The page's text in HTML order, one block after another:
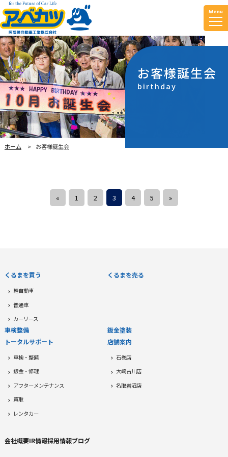
Menu
お客様誕生会
birthday
ホーム お客様誕生会
« 1 2 3 4 5 »
くるまを買う
軽自動車
普通車
カーリース
くるまを売る
車検整備
鈑金塗装
トータルサポート
車検・整備
鈑金・修理
アフターメンテナンス
買取
レンタカー
店舗案内
石巻店
大崎古川店
名取岩沼店
会社概要IR情報採用情報ブログ